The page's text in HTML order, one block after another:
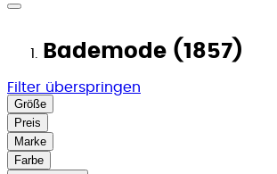
Bademode (1857)
Filter überspringen
Größe
Preis
Marke
Farbe